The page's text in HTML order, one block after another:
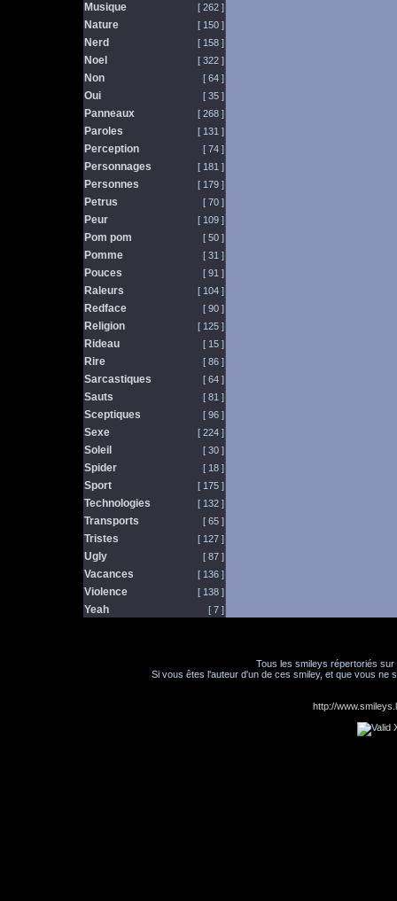
Musique [ 262 ]
Nature [ 150 ]
Nerd [ 158 ]
Noel [ 322 ]
Non [ 64 ]
Oui [ 35 ]
Panneaux [ 268 ]
Paroles [ 131 ]
Perception [ 74 ]
Personnages [ 181 ]
Personnes [ 179 ]
Petrus [ 70 ]
Peur [ 109 ]
Pom pom [ 50 ]
Pomme [ 31 ]
Pouces [ 91 ]
Raleurs [ 104 ]
Redface [ 90 ]
Religion [ 125 ]
Rideau [ 15 ]
Rire [ 86 ]
Sarcastiques [ 64 ]
Sauts [ 81 ]
Sceptiques [ 96 ]
Sexe [ 224 ]
Soleil [ 30 ]
Spider [ 18 ]
Sport [ 175 ]
Technologies [ 132 ]
Transports [ 65 ]
Tristes [ 127 ]
Ugly [ 87 ]
Vacances [ 136 ]
Violence [ 138 ]
Yeah [ 7 ]
Tous les smileys répertoriés
Si vous êtes l'auteur d'un de ces smiley, et que vous ne
http://